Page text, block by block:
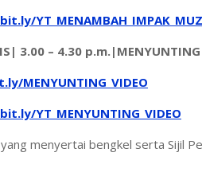
3.00 – 4.30 p.m.|MENYUNTING
MENYUNTING_VIDEO
YT_MENYUNTING_VIDEO
menyertai bengkel serta Sijil